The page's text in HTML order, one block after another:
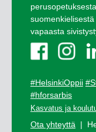
vapaasta
#HelsinkiOppii
#hforsarbis
Kasvatus ja
Ota yhteyttä |